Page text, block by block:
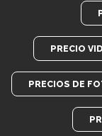
PRECIO
PRECIOS DE